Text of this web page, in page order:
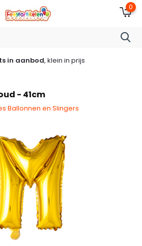
0
in aanbod, klein in prijs
- 41cm
Ballonnen en Slingers